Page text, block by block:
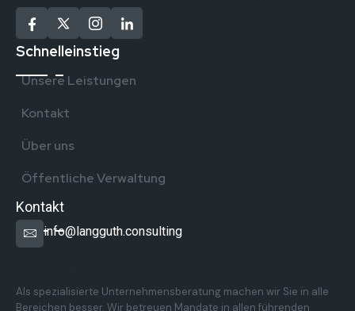
Schnelleinstieg
Unsere Leistungen
Kontakt
Über uns
Öffentliche Verwaltung
Kontakt
info@langguth.consulting
Als spezialisierte Unternehmensberatung machen wir Sie in alle
Bereichen besser. Wir betreuen Mandate in allen führenden